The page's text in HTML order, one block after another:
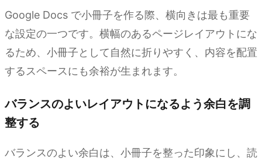
Google Docs で小冊子を作る際、横向きは最も重要
な設定の一つです。横幅のあるページレイアウトにな
るため、小冊子として自然に折りやすく、内容を配置
するスペースにも余裕が生まれます。
バランスのよいレイアウトになるよう余白を調
整する
バランスのよい余白は、小冊子を整った印象にし、読